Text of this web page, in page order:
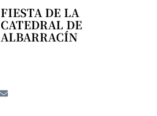
FIESTA DE LA
CATEDRAL DE
ALBARRACÍN